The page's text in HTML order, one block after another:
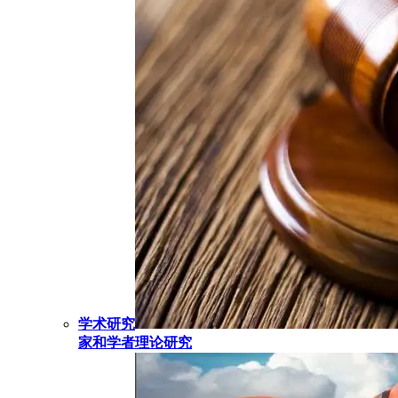
学术研究
家和学者理论研究